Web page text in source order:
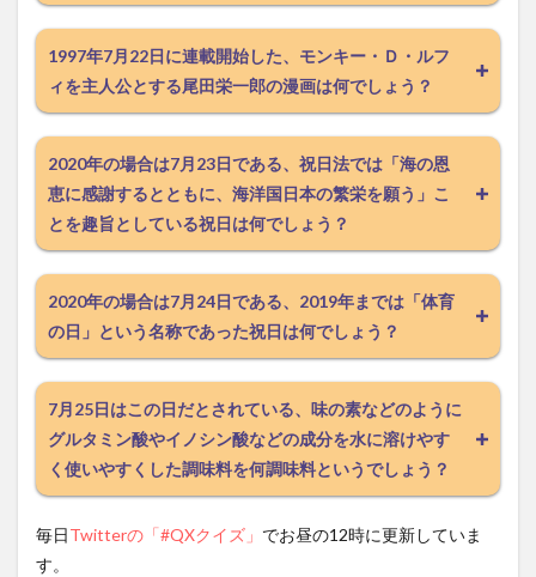
1997年7月22日に連載開始した、モンキー・Ｄ・ルフ
ィを主人公とする尾田栄一郎の漫画は何でしょう？
2020年の場合は7月23日である、祝日法では「海の恩
恵に感謝するとともに、海洋国日本の繁栄を願う」こ
とを趣旨としている祝日は何でしょう？
2020年の場合は7月24日である、2019年までは「体育
の日」という名称であった祝日は何でしょう？
7月25日はこの日だとされている、味の素などのように
グルタミン酸やイノシン酸などの成分を水に溶けやす
く使いやすくした調味料を何調味料というでしょう？
毎日Twitterの「#QXクイズ」 でお昼の12時に更新していま
す。